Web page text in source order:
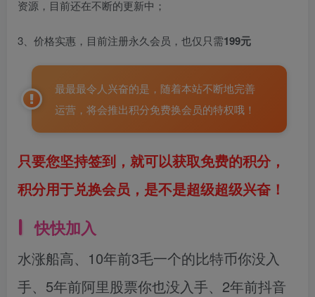
资源，目前还在不断的更新中；
3、价格实惠，目前注册永久会员，也仅只需199元
最最最令人兴奋的是，随着本站不断地完善
运营，将会推出积分免费换会员的特权哦！
只要您坚持签到，就可以获取免费的积分，
积分用于兑换会员，是不是超级超级兴奋！
快快加入
水涨船高、10年前3毛一个的比特币你没入
手、5年前阿里股票你也没入手、2年前抖音